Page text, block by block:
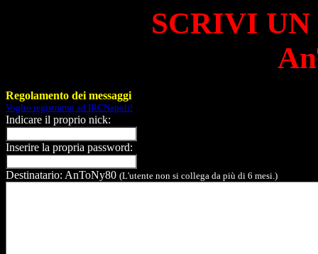
SCRIVI
Regolamento dei messaggi
Voglio registrarmi ad IRCNapoli!
Indicare il proprio nick:
Inserire la propria password:
Destinatario: AnToNy80 (L'utente non si collega da più di 6 mesi.)